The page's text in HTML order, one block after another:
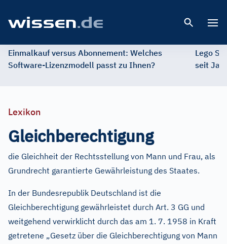
Einmalkauf versus Abonnement: Welches
Software-Lizenzmodell passt zu Ihnen?
Lego
seit
Lexikon
Gleichberechtigung
die Gleichheit der Rechtsstellung von Mann und Frau, als
Grundrecht garantierte Gewährleistung des Staates.
In der Bundesrepublik Deutschland ist die
Gleichberechtigung gewährleistet durch Art. 3 GG und
weitgehend verwirklicht durch das am 1. 7. 1958 in Kraft
getretene „Gesetz über die Gleichberechtigung von Mann